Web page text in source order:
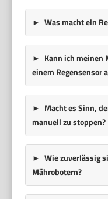
Was macht ein
Kann ich meinen
einem Regensensor
Macht es Sinn,
manuell zu stoppen?
Wie zuverlässig
Mährobotern?